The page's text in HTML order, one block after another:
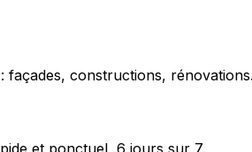
constructions,
et ponctuel, 6 jours sur 7.